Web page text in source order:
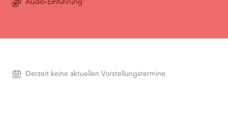
Audio-Einführung
owner
setup
their
Vorstellungen
Derzeit keine aktuellen Vorstellungstermine.